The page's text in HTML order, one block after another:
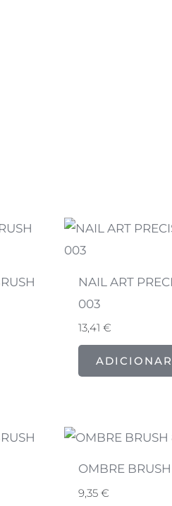
NAIL ART
003
13,41€
ADICIONAR
OMBRE
9,35€